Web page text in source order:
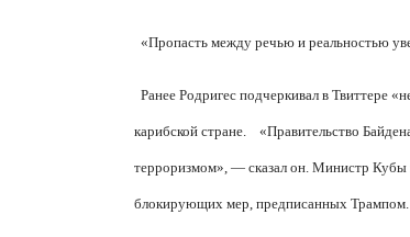
«Пропасть между речью и реальностью
Ранее Родригес подчеркивал в
карибской стране. «Правительство
терроризмом», — сказал он. Министр Кубы
блокирующих мер, предписанных Трампом.